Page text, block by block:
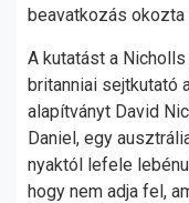
beavatkozás
A kutatást a
britanniai sejtkutató
alapítványt David
Daniel, egy
nyaktól lefele
hogy nem adja fel,